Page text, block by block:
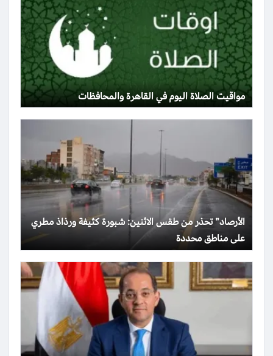
مواقيت الصلاة اليوم في القاهرة والمحافظات
الأرصاد” تحذر من طقس الاثنين: شبورة كثيفة ورذاذ مطري
على مناطق محددة